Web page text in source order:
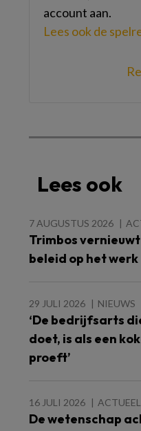
account aan.
Lees ook de
Lees ook
7 AUGUSTUS 2026
Trimbos
beleid op het werk
29 JULI 2026 NIEUWS
‘De bedrijfsarts
doet, is als een
proeft’
16 JULI 2026 ACTUEEL
De wetenschap